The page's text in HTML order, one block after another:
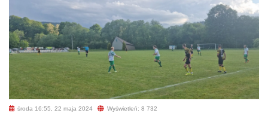
środa 16:55, 22 maja 2024 Wyświetleń: 8 732